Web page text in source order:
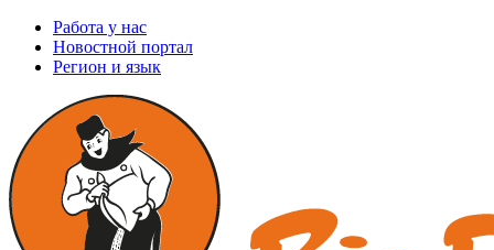
Работа у нас
Новостной портал
Регион и язык